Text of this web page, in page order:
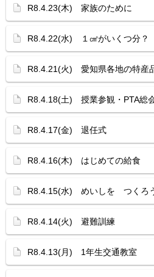
R8.4.23(木) 家族のために
R8.4.22(水) １㎤がいくつ分？
R8.4.21(火) 愛知県各地の特産
R8.4.18(土) 授業参観・PTA総
R8.4.17(金) 退任式
R8.4.16(木) はじめての給食
R8.4.15(水) めいしを つくろ
R8.4.14(火) 避難訓練
R8.4.13(月) 1年生交通教室